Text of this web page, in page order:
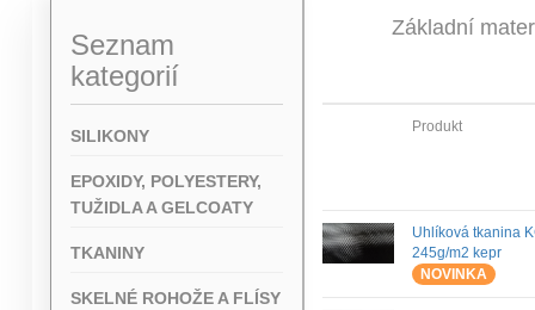
Seznam
kategorií
SILIKONY
EPOXIDY, POLYESTERY,
TUŽIDLA A GELCOATY
TKANINY
SKELNÉ ROHOŽE A FLÍSY
Základní
Produkt
Uhlíková tkanina
245g/m2 kepr
NOVINKA